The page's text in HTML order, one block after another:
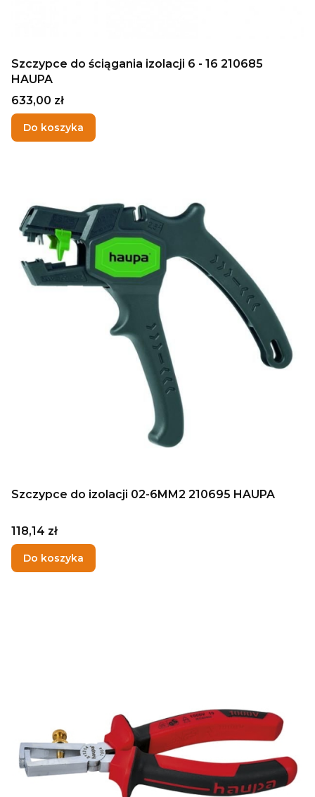
Szczypce do ściągania izolacji 6 - 16 210685
HAUPA
Cena
633,00 zł
Do koszyka
Szczypce do izolacji 02-6MM2 210695 HAUPA
Cena
118,14 zł
Do koszyka